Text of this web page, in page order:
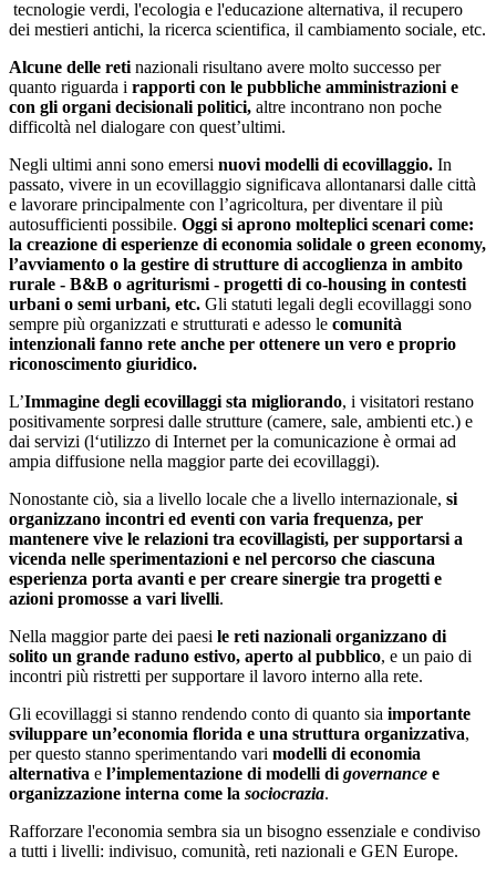
tecnologie verdi, l'ecologia e l'educazione alternativa, il recupero
dei mestieri antichi, la ricerca scientifica, il cambiamento sociale, etc.
Alcune delle reti nazionali risultano avere molto successo per
quanto riguarda i rapporti con le pubbliche amministrazioni e
con gli organi decisionali politici, altre incontrano non poche
difficoltà nel dialogare con quest’ultimi.
Negli ultimi anni sono emersi nuovi modelli di ecovillaggio. In
passato, vivere in un ecovillaggio significava allontanarsi dalle città
e lavorare principalmente con l’agricoltura, per diventare il più
autosufficienti possibile. Oggi si aprono molteplici scenari come:
la creazione di esperienze di economia solidale o green economy,
l’avviamento o la gestire di strutture di accoglienza in ambito
rurale - B&B o agriturismi - progetti di co-housing in contesti
urbani o semi urbani, etc. Gli statuti legali degli ecovillaggi sono
sempre più organizzati e strutturati e adesso le comunità
intenzionali fanno rete anche per ottenere un vero e proprio
riconoscimento giuridico.
L’Immagine degli ecovillaggi sta migliorando, i visitatori restano
positivamente sorpresi dalle strutture (camere, sale, ambienti etc.) e
dai servizi (l‘utilizzo di Internet per la comunicazione è ormai ad
ampia diffusione nella maggior parte dei ecovillaggi).
Nonostante ciò, sia a livello locale che a livello internazionale, si
organizzano incontri ed eventi con varia frequenza, per
mantenere vive le relazioni tra ecovillagisti, per supportarsi a
vicenda nelle sperimentazioni e nel percorso che ciascuna
esperienza porta avanti e per creare sinergie tra progetti e
azioni promosse a vari livelli.
Nella maggior parte dei paesi le reti nazionali organizzano di
solito un grande raduno estivo, aperto al pubblico, e un paio di
incontri più ristretti per supportare il lavoro interno alla rete.
Gli ecovillaggi si stanno rendendo conto di quanto sia importante
sviluppare un’economia florida e una struttura organizzativa,
per questo stanno sperimentando vari modelli di economia
alternativa e l’implementazione di modelli di governance e
organizzazione interna come la sociocrazia.
Rafforzare l'economia sembra sia un bisogno essenziale e condiviso
a tutti i livelli: indivisuo, comunità, reti nazionali e GEN Europe.